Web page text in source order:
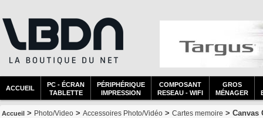
ACCUEIL
PC - ÉCRAN
TABLETTE
PÉRIPHÉRIQUE
IMPRESSION
COMPOSANT
RESEAU - WIFI
GROS
MÉNAGER
Accueil > Photo/Video > Accessoires Photo/Vidéo > Cartes memoire > Canvas